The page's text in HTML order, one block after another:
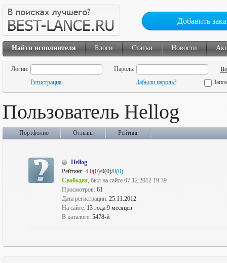
Добавить
Найти исполнителя Блоги Статьи Новости
Логин:
Пароль:
Регистрация
Забыли пароль?
Пользователь Hellog
Портфолио Отзывы Рейтинг
Hellog
Рейтинг: 4 0(0)/0(0)/0(0)
Свободен, был на сайте 07.12.2012 19:39
Просмотров: 61
Дата регистрации: 25.11.2012
На сайте: 13 года 9 месяцев
В каталоге: 5478-й